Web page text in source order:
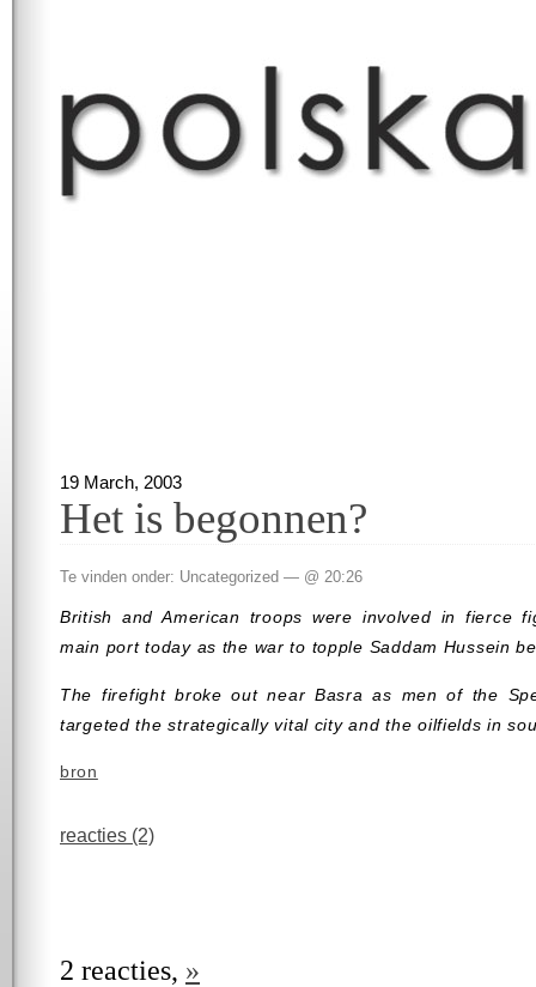
19 March, 2003
Het is begonnen?
Te vinden onder: Uncategorized — @ 20:26
British and American troops were involved in fierce
main port today as the war to topple Saddam Hussein
The firefight broke out near Basra as men of the
targeted the strategically vital city and the oilfields in
bron
reacties (2)
2 reacties, »